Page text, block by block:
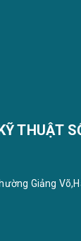
THUẬT
Giảng